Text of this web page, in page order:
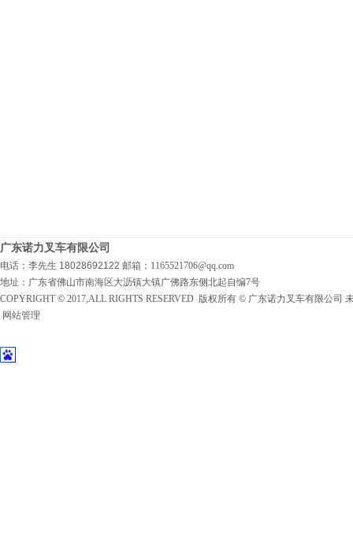
广东诺力叉车有限公司
电话：李先生 18028692122 邮箱：1165521706@qq.com
地址：广东省佛山市南海区大沥镇大镇广佛路东侧北起自编7号
COPYRIGHT © 2017,ALL RIGHTS RESERVED 版权所有 © 广东诺力叉车有限公司
网站管理